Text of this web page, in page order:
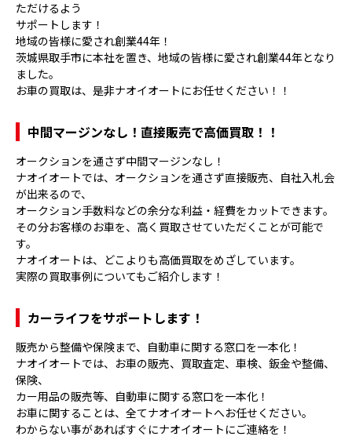
ただけるよう
サポートします！
地域の皆様に愛され創業44年！
茨城県取手市に本社を置き、地域の皆様に愛され創業44年となり
ました。
お車の買取は、是非ナオイオートにお任せください！！
中間マージンなし！直接販売で高価買取！！
オークションを通さず中間マージンなし！
ナオイオートでは、オークションを通さず直接販売、自社入札会
が出来るので、
オークション手数料などの余分な利益・経費をカットできます。
その分お客様のお車を、高く買取させていただくことが可能で
す。
ナオイオートは、どこよりも高価買取をめざしています。
実際の買取事例についてもご紹介します！
カーライフをサポートします！
販売から整備や保険まで、自動車に関する窓口を一本化！
ナオイオートでは、お車の販売、買取査定、車検、鈑金や整備、
保険、
カー用品の販売等、自動車に関する窓口を一本化！
お車に関することは、全てナオイオートへお任せください。
わからない事があればすぐにナオイオートにご連絡を！